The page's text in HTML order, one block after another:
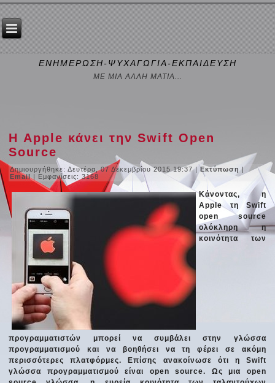
ΕΝΗΜΕΡΩΣΗ-ΨΥΧΑΓΩΓΙΑ-ΕΚΠΑΙΔΕΥΣΗ
ΜΕ ΜΙΑ ΑΛΛΗ ΜΑΤΙΑ...
Η Apple κάνει την Swift Open
Source
Δημιουργήθηκε: Δευτέρα, 07 Δεκεμβρίου 2015 19:37|Εκτύπωση|
Email | Εμφανίσεις: 3168
Κάνοντας, η
Apple τη Swift
open source
ολόκληρη η
κοινότητα των
προγραμματιστών μπορεί να συμβάλει στην γλώσσα
προγραμματισμού και να βοηθήσει να τη φέρει σε ακόμη
περισσότερες πλατφόρμες. Επίσης ανακοίνωσε ότι η Swift
γλώσσα προγραμματισμού είναι open source. Ως μια open